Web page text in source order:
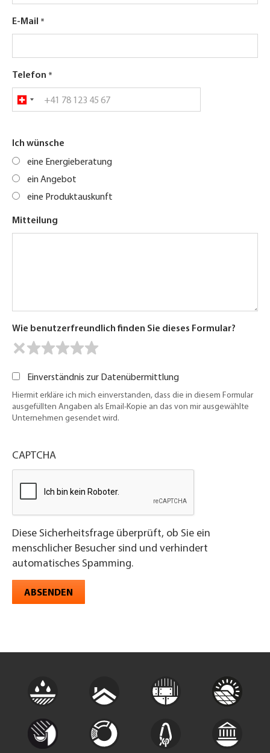
E-Mail
Telefon
Ich wünsche
eine Energieberatung
ein Angebot
eine Produktauskunft
Mitteilung
Wie benutzerfreundlich finden Sie dieses Formular?
Einverständnis zur Datenübermittlung
Hiermit erkläre ich mich einverstanden, dass die in diesem Formular
ausgefüllten Angaben als Email-Kopie an das von mir ausgewählte
Unternehmen gesendet wird.
CAPTCHA
Diese Sicherheitsfrage überprüft, ob Sie ein
menschlicher Besucher sind und verhindert
automatisches Spamming.
ABSENDEN